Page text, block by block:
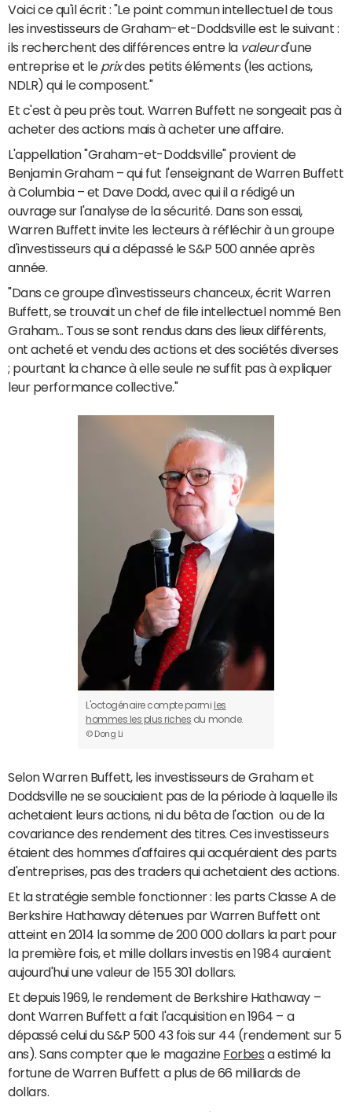
Voici ce qu'il écrit : "Le point commun intellectuel de tous
les investisseurs de Graham-et-Doddsville est le suivant :
ils recherchent des différences entre la valeurd'une
entreprise et le prixdes petits éléments (les actions,
NDLR) qui le composent."
Et c'est à peu près tout. Warren Buffett ne songeait pas à
acheter des actions mais à acheter une affaire.
L'appellation "Graham-et-Doddsville" provient de
Benjamin Graham – qui fut l'enseignant de Warren Buffett
à Columbia – et Dave Dodd, avec qui il a rédigé un
ouvrage sur l'analyse de la sécurité. Dans son essai,
Warren Buffett invite les lecteurs à réfléchir à un groupe
d'investisseurs qui a dépassé le S&P 500 année après
année.
"Dans ce groupe d'investisseurs chanceux, écrit Warren
Buffett, se trouvait un chef de file intellectuel nommé Ben
Graham... Tous se sont rendus dans des lieux différents,
ont acheté et vendu des actions et des sociétés diverses
; pourtant la chance à elle seule ne suffit pas à expliquer
leur performance collective."
L'octogénaire compte parmi les
hommes les plus riches du monde.
© Dong Li
Selon Warren Buffett, les investisseurs de Graham et
Doddsville ne se souciaient pas de la période à laquelle ils
achetaient leurs actions, ni du bêta de l'action ou de la
covariance des rendement des titres. Ces investisseurs
étaient des hommes d'affaires qui acquéraient des parts
d'entreprises, pas des traders qui achetaient des actions.
Et la stratégie semble fonctionner : les parts Classe A de
Berkshire Hathaway détenues par Warren Buffett ont
atteint en 2014 la somme de 200 000 dollars la part pour
la première fois, et mille dollars investis en 1984 auraient
aujourd'hui une valeur de 155 301 dollars.
Et depuis 1969, le rendement de Berkshire Hathaway –
dont Warren Buffett a fait l'acquisition en 1964 – a
dépassé celui du S&P 500 43 fois sur 44 (rendement sur 5
ans). Sans compter que le magazine Forbes a estimé la
fortune de Warren Buffett a plus de 66 milliards de
dollars.